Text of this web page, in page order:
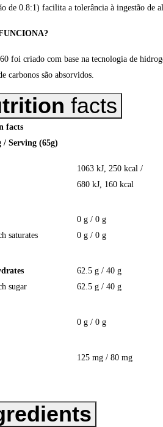
de 0.8:1) facilita a tolerância à ingestão de
foi criado com base na tecnologia de
carbonos são absorvidos.
facts
facts
/ Serving (65g)
1063 kJ, 250 kcal /
680 kJ, 160 kcal
saturates
0 g / 0 g
0 g / 0 g
sugar
62.5 g / 40 g
62.5 g / 40 g
0 g / 0 g
125 mg / 80 mg